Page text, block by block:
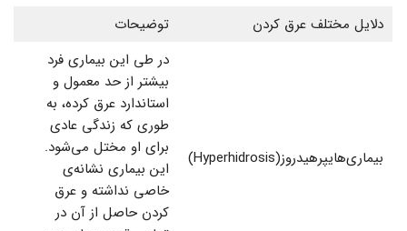
دلایل مختلف عرق کردن توضیحات
بیماری‌هایپرهیدروز(Hyperhidrosis)
در طی این بیماری فرد
بیشتر از حد معمول و
استاندارد عرق کرده، ‌به
طوری که زندگی عادی
برای او مختل می‌شود.
این بیماری نشانه‌ی
خاصی نداشته و عرق
کردن حاصل از آن در